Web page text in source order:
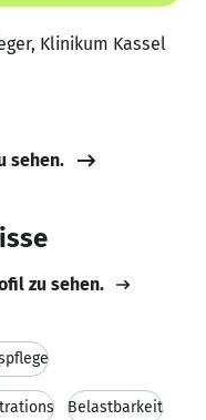
Klinikum Kassel
sehen.
zu sehen.
Belastbarkeit